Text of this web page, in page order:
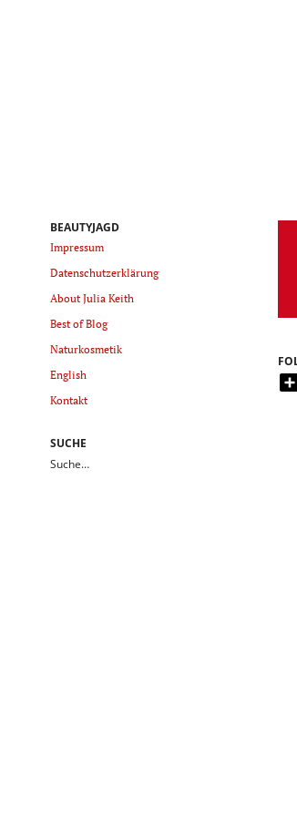
BEAUTYJAGD
Impressum
Datenschutzerklärung
About Julia Keith
Best of Blog
Naturkosmetik
English
Kontakt
SUCHE